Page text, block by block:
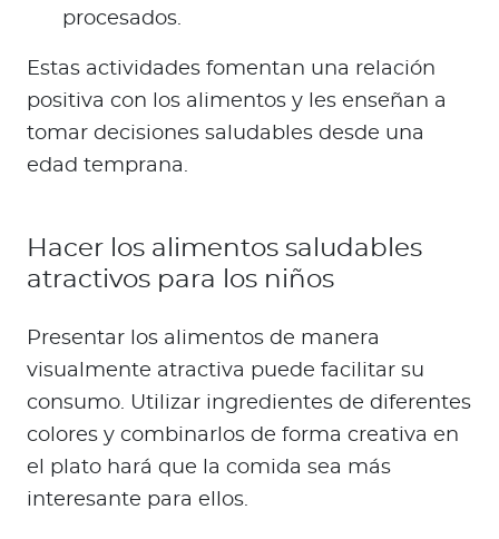
procesados.
Estas actividades fomentan una relación
positiva con los alimentos y les enseñan a
tomar decisiones saludables desde una
edad temprana.
Hacer los alimentos saludables
atractivos para los niños
Presentar los alimentos de manera
visualmente atractiva puede facilitar su
consumo. Utilizar ingredientes de diferentes
colores y combinarlos de forma creativa en
el plato hará que la comida sea más
interesante para ellos.